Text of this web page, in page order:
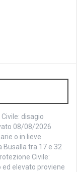
disagio
08/08/2026
o in lieve
Busalla tra 17 e 32
Civile:
elevato proviene